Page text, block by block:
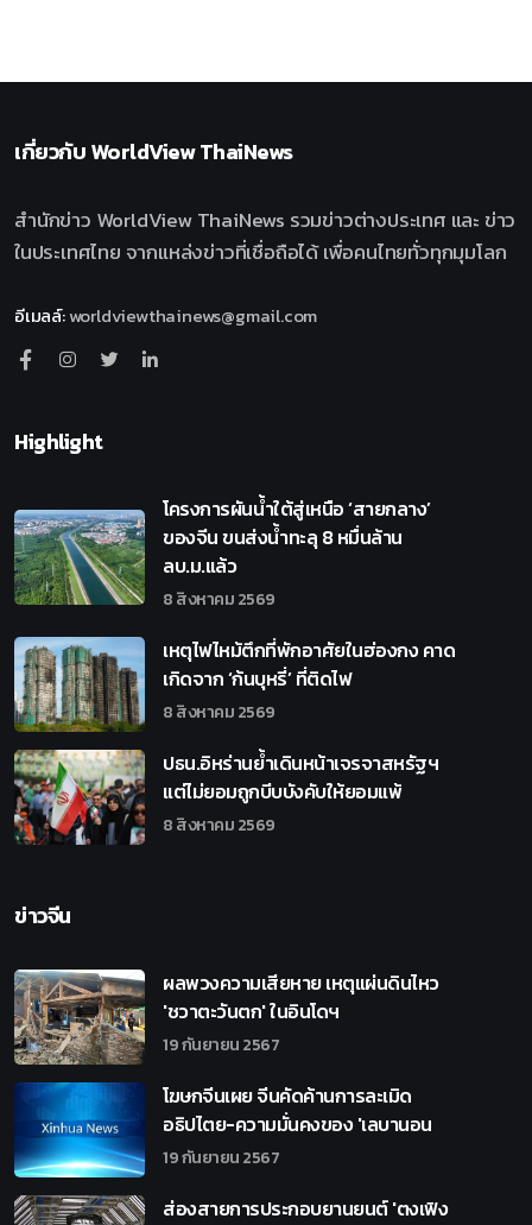
เกี่ยวกับWorldView ThaiNews
สำนักข่าว WorldView ThaiNews รวมข่าวต่างประเทศ และ ข่าว
ในประเทศไทย จากแหล่งข่าวที่เชื่อถือได้ เพื่อคนไทยทั่วทุกมุมโลก
อีเมลล์:worldviewthainews@gmail.com
Highlight
โครงการผันน้ำใต้สู่เหนือ ‘สายกลาง’
ของจีน ขนส่งน้ำทะลุ 8 หมื่นล้าน
ลบ.ม.แล้ว
8 สิงหาคม 2569
เหตุไฟไหม้ตึกที่พักอาศัยในฮ่องกง คาด
เกิดจาก ‘ก้นบุหรี่’ ที่ติดไฟ
8 สิงหาคม 2569
ปธน.อิหร่านย้ำเดินหน้าเจรจาสหรัฐฯ
แต่ไม่ยอมถูกบีบบังคับให้ยอมแพ้
8 สิงหาคม 2569
ข่าวจีน
ผลพวงความเสียหาย เหตุแผ่นดินไหว
'ชวาตะวันตก' ในอินโดฯ
19 กันยายน 2567
โฆษกจีนเผย จีนคัดค้านการละเมิด
อธิปไตย-ความมั่นคงของ 'เลบานอน
19 กันยายน 2567
ส่องสายการประกอบยานยนต์ 'ตงเฟิง